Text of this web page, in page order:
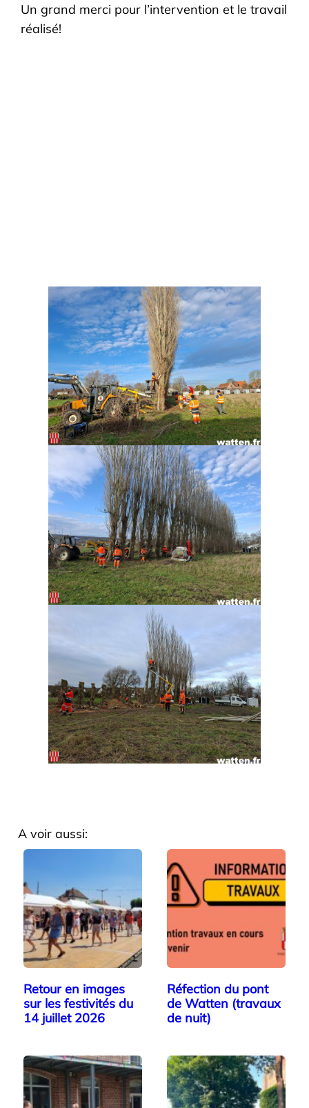
Un grand merci pour l’intervention et le travail
réalisé!
A voir aussi:
Retour en images
sur les festivités du
14 juillet 2026
Réfection du pont
de Watten (travaux
de nuit)